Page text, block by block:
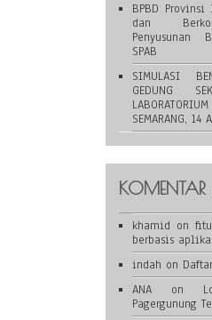
BPBD
dan
Penyusunan
SPAB
SIMULASI
GEDUNG
SEMARANG, 14
khamid on
berbasis
indah on
ANAon
Pagergunung